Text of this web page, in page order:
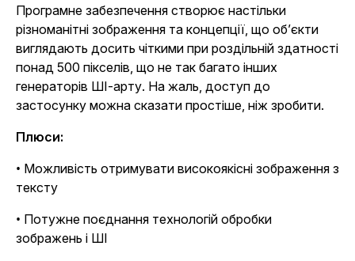
Програмне забезпечення створює настільки
різноманітні зображення та концепції, що об’єкти
виглядають досить чіткими при роздільній здатності
понад 500 пікселів, що не так багато інших
генераторів ШІ-арту. На жаль, доступ до
застосунку можна сказати простіше, ніж зробити.
Плюси:
• Можливість отримувати високоякісні зображення з
тексту
• Потужне поєднання технологій обробки
зображень і ШІ